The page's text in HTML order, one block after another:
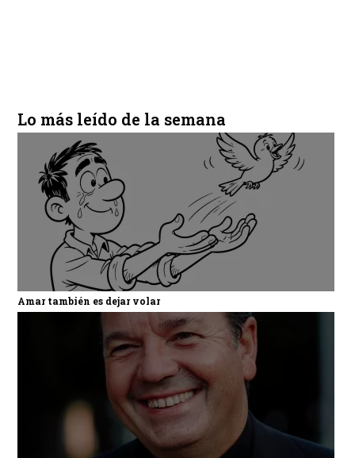
Lo más leído de la semana
Amar también es dejar volar